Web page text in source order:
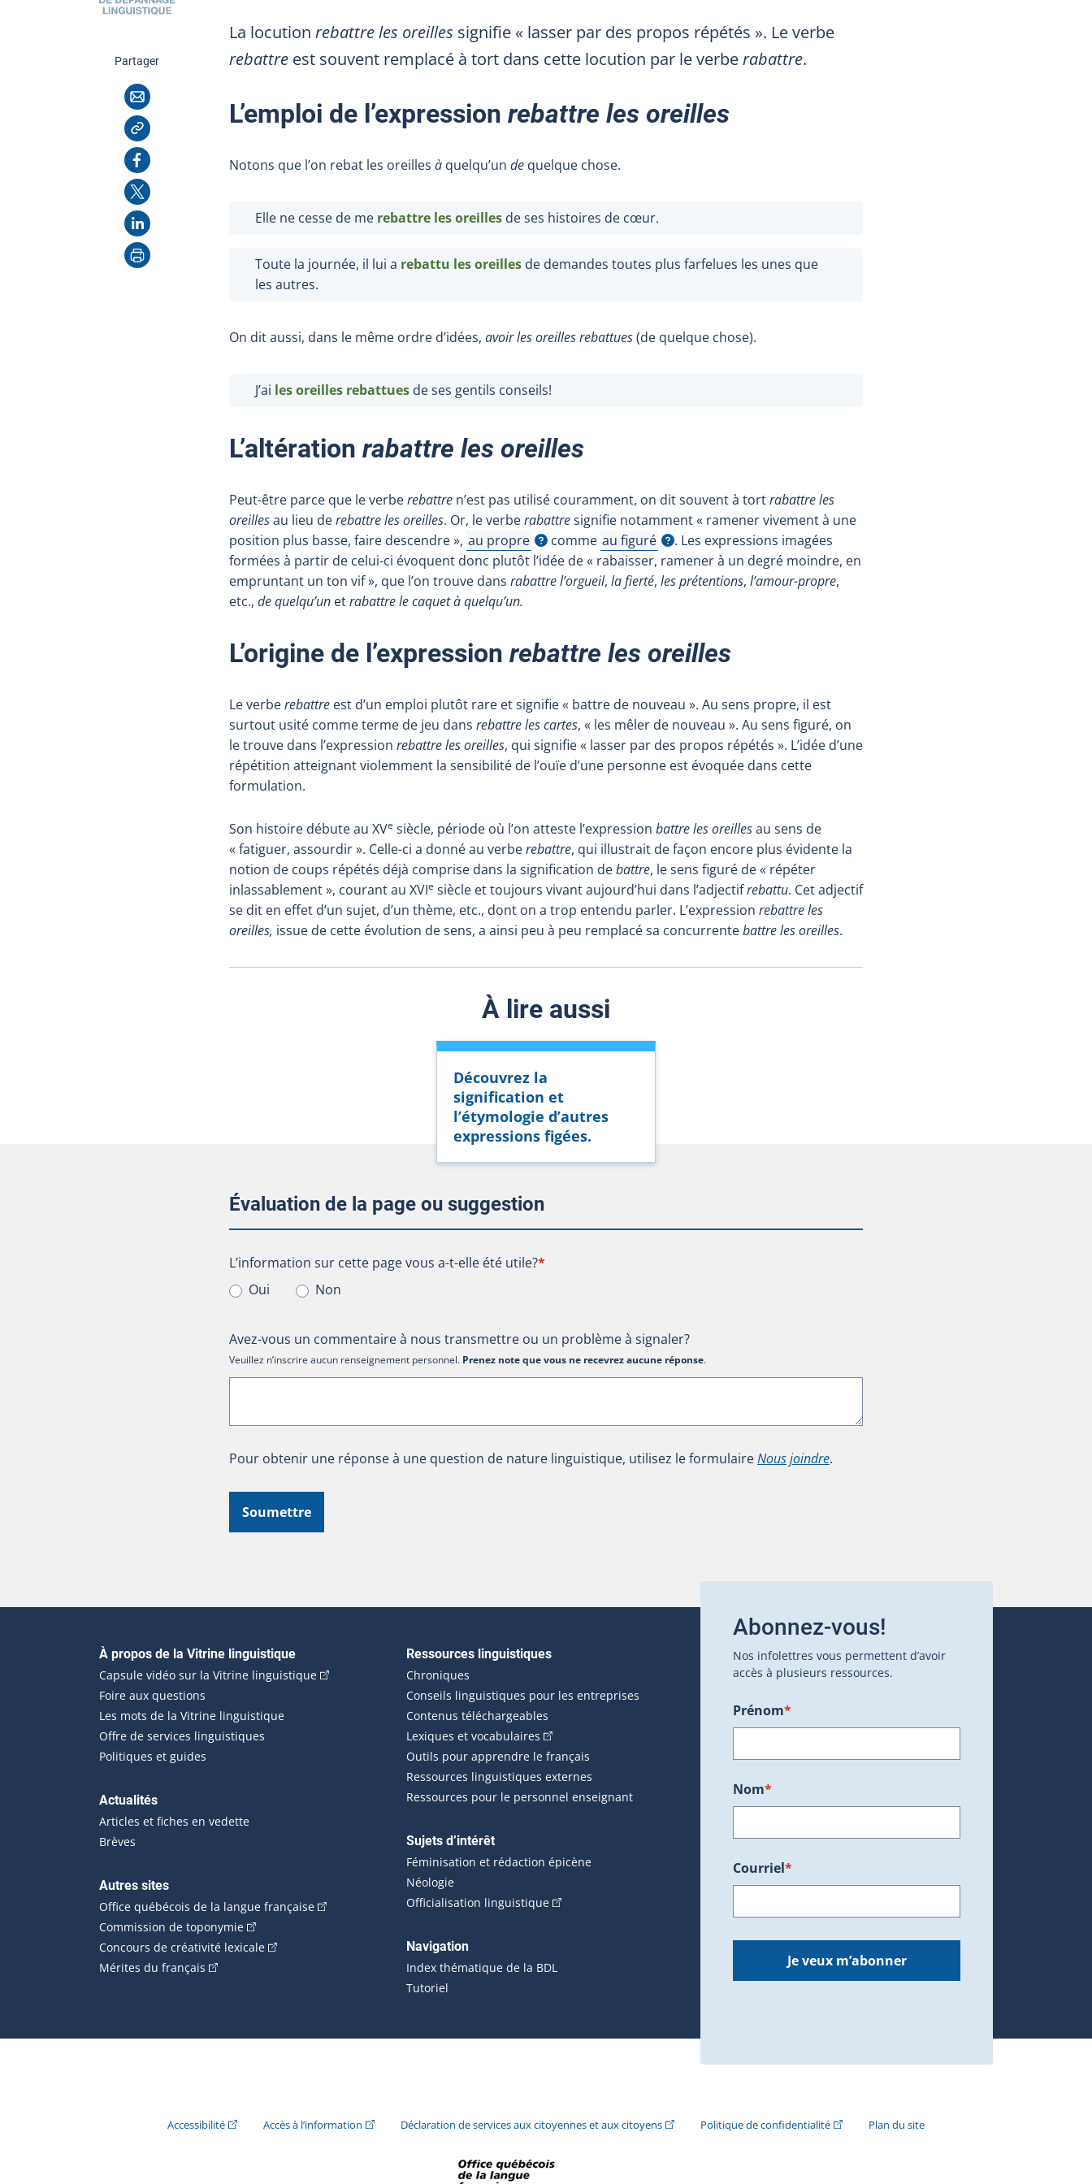
Partagercette page
Courriel
Copier l'adresse
Facebook
X
LinkedIn
Imprimer
La locution rebattre les oreilles signifie « lasser par des propos répétés ». Le verbe
rebattre est souvent remplacé à tort dans cette locution par le verberabattre.
L’emploi de l’expression rebattre les oreilles
Notons que l’on rebat les oreilles à quelqu’un de quelque chose.
Elle ne cesse de me rebattre les oreilles de ses histoires de cœur.
Toute la journée, il lui a rebattu les oreilles de demandes toutes plus farfelues les unes que
les autres.
On dit aussi, dans le même ordre d’idées, avoir les oreilles rebattues(de quelque chose).
J’ai les oreilles rebattues de ses gentils conseils!
L’altération rabattre les oreilles
Peut-être parce que le verberebattre n’est pas utilisé couramment, on dit souvent à tortrabattre les
oreillesau lieu derebattre les oreilles. Or, le verberabattresignifie notamment « ramener vivement à une
position plus basse, faire descendre », au propre
Afficher l'infobulle
comme au figuré
Afficher l'infobulle. Les expressions imagées
formées à partir de celui-ci évoquent donc plutôt l’idée de « rabaisser, ramener à un degré moindre, en
empruntant un ton vif », que l’on trouve dans rabattre l’orgueil, la fierté, les prétentions, l’amour-propre,
etc., de quelqu’un etrabattre le caquet à quelqu’un.
L’origine de l’expression rebattre les oreilles
Le verberebattre est d’un emploi plutôt rare et signifie « battre de nouveau ». Au sens propre, il est
surtout usité comme terme de jeu dans rebattre les cartes, « les mêler de nouveau ». Au sens figuré, on
le trouve dans l’expression rebattre les oreilles, qui signifie « lasser par des propos répétés ». L’idée d’une
répétition atteignant violemment la sensibilité de l’ouïe d’une personne est évoquée dans cette
formulation.
Son histoire débute au XVe siècle, période où l’on atteste l’expression battre les oreillesau sens de
« fatiguer, assourdir ». Celle-ci a donné au verberebattre, qui illustrait de façon encore plus évidente la
notion de coups répétés déjà comprise dans la signification debattre, le sens figuré de « répéter
inlassablement », courant au XVIe siècle et toujours vivant aujourd’hui dans l’adjectifrebattu. Cet adjectif
se dit en effet d’un sujet, d’un thème, etc., dont on a trop entendu parler. L’expression rebattre les
oreilles, issue de cette évolution de sens, a ainsi peu à peu remplacé sa concurrentebattre les oreilles.
À lire aussi
Découvrez la
signification et
l’étymologie d’autres
expressions figées.
Évaluation de la page ou suggestion
L’information sur cette page vous a-t-elle été utile?
L’information sur cette page vous a-t-elle été utile?*
Oui
Non
Avez-vous un commentaire à nous transmettre ou un problème à signaler?
Veuillez n’inscrire aucun renseignement personnel. Prenez note que vous ne recevrez aucune réponse.
Pour obtenir une réponse à une question de nature linguistique, utilisez le formulaireNous joindre.
Soumettre
Navigation principale
À propos de la Vitrine linguistique
Capsule vidéo sur la Vitrine linguistique(Cet hyperlien externe s'ouvrira dans une nouvelle fenêtre.)
Foire aux questions
Les mots de la Vitrine linguistique
Offre de services linguistiques
Politiques et guides
Actualités
Articles et fiches en vedette
Brèves
Autres sites
Office québécois de la langue française(Cet hyperlien externe s'ouvrira dans une nouvelle fenêtre.)
Commission de toponymie(Cet hyperlien externe s'ouvrira dans une nouvelle fenêtre.)
Concours de créativité lexicale(Cet hyperlien externe s'ouvrira dans une nouvelle fenêtre.)
Mérites du français (Cet hyperlien externe s'ouvrira dans une nouvelle fenêtre.)
Ressources linguistiques
Chroniques
Conseils linguistiques pour les entreprises
Contenus téléchargeables
Lexiques et vocabulaires (Cet hyperlien externe s'ouvrira dans une nouvelle fenêtre.)
Outils pour apprendre le français
Ressources linguistiques externes
Ressources pour le personnel enseignant
Sujets d’intérêt
Féminisation et rédaction épicène
Néologie
Officialisation linguistique(Cet hyperlien externe s'ouvrira dans une nouvelle fenêtre.)
Navigation
Index thématique de la BDL
Tutoriel
Abonnez-vous!
Nos infolettres vous permettent d’avoir
accès à plusieurs ressources.
Prénom*
Nom*
Courriel*
Je veux m’abonner
Accessibilité(Cet hyperlien externe s'ouvrira dans une nouvelle fenêtre.)
Accès à l’information (Cet hyperlien externe s'ouvrira dans une nouvelle fenêtre.)
Déclaration de services aux citoyennes et aux citoyens(Cet hyperlien externe s'ouvrira dans une nouvelle fenêtre.)
Politique de confidentialité(Cet hyperlien externe s'ouvrira dans une nouvelle
Plan du site